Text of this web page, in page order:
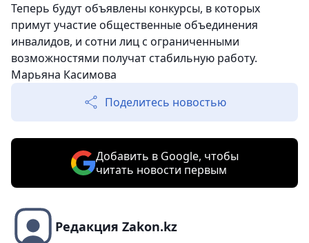
Теперь будут объявлены конкурсы, в которых
примут участие общественные объединения
инвалидов, и сотни лиц с ограниченными
возможностями получат стабильную работу.
Марьяна Касимова
Поделитесь новостью
Добавить в Google, чтобы
читать новости первым
Редакция Zakon.kz